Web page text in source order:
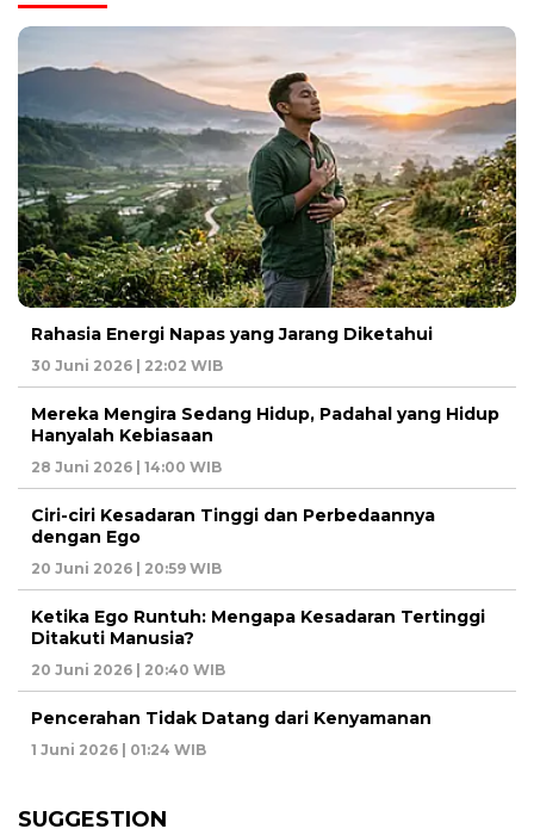
Rahasia Energi Napas yang Jarang Diketahui
30 Juni 2026 | 22:02 WIB
Mereka Mengira Sedang Hidup, Padahal yang Hidup
Hanyalah Kebiasaan
28 Juni 2026 | 14:00 WIB
Ciri-ciri Kesadaran Tinggi dan Perbedaannya
dengan Ego
20 Juni 2026 | 20:59 WIB
Ketika Ego Runtuh: Mengapa Kesadaran Tertinggi
Ditakuti Manusia?
20 Juni 2026 | 20:40 WIB
Pencerahan Tidak Datang dari Kenyamanan
1 Juni 2026 | 01:24 WIB
SUGGESTION